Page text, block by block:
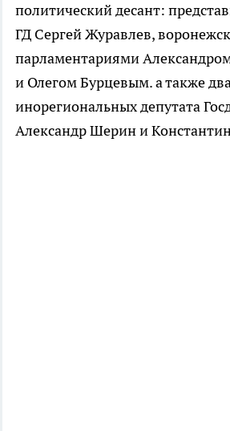
политический десант:
ГД Сергей Журавлев,
парламентариями
и Олегом Бурцевым. а также
инорегиональных депутата
Александр Шерин и